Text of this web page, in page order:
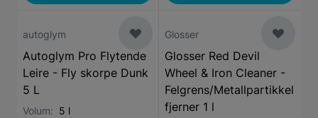
autoglym
Autoglym Pro Flytende
Leire - Fly skorpe Dunk
5 L
Volum: 5 l
Glosser
Glosser Red Devil
Wheel & Iron Cleaner -
Felgrens/Metallpartikkel
fjerner 1 l